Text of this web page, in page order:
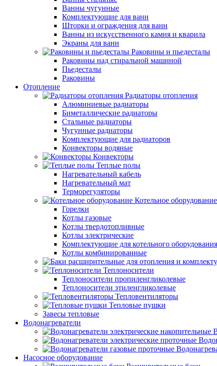
Ванны чугунные
Комплектующие для ванн
Шторки и ограждения для ванн
Ванны из искусственного камня и кварила
Экраны для ванн
Раковины и пьедесталы
Раковины над стиральной машиной
Пьедесталы
Раковины
Отопление
Радиаторы отопления
Алюминиевые радиаторы
Биметаллические радиаторы
Стальные радиаторы
Чугунные радиаторы
Комплектующие для радиаторов
Конвекторы водяные
Конвекторы
Теплые полы
Нагревательный кабель
Нагревательный мат
Терморегуляторы
Котельное оборудование
Горелки
Котлы газовые
Котлы твердотопливные
Котлы электрические
Комплектующие для котельного оборудования
Котлы комбинированные
Теплоносители
Теплоносители пропиленгликолевые
Теплоносители этиленгликолевые
Тепловентиляторы
Тепловые пушки
Завесы тепловые
Водонагреватели
Насосное оборудование